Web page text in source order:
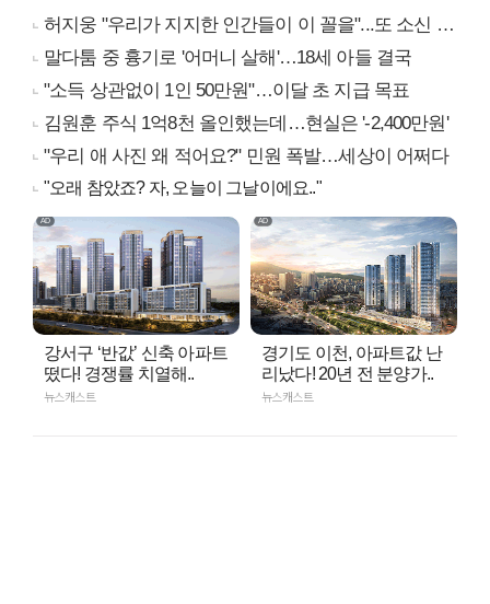
허지웅 "우리가 지지한 인간들이 이 꼴을"...또 소신 발언
말다툼 중 흉기로 '어머니 살해'…18세 아들 결국
"소득 상관없이 1인 50만원"…이달 초 지급 목표
김원훈 주식 1억8천 올인했는데…현실은 '-2,400만원'
"우리 애 사진 왜 적어요?" 민원 폭발…세상이 어쩌다
"오래 참았죠? 자, 오늘이 그날이에요.."
강서구 ‘반값’ 신축 아파트
떴다! 경쟁률 치열해..
뉴스캐스트
경기도 이천, 아파트값 난
리났다! 20년 전 분양가..
뉴스캐스트